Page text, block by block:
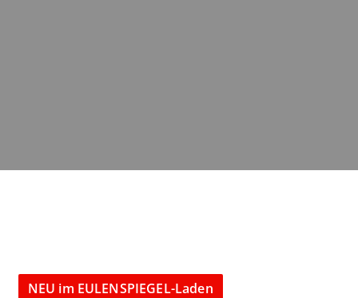
NEU im EULENSPIEGEL-Laden